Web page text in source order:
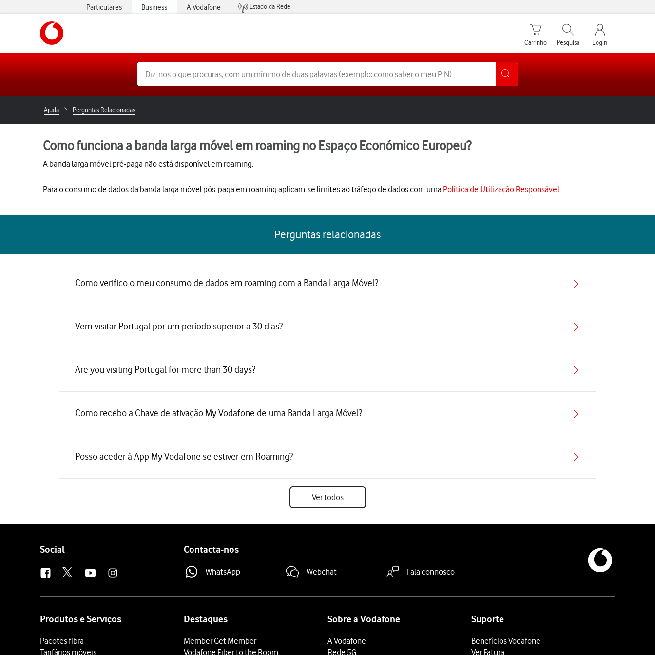
Particulares Business A Vodafone
Estado da Rede
Carrinho de compras
Carrinho
Pesquisar
Pesquisa
My Vodafone
Login
Ajuda Perguntas Relacionadas
Como funciona a banda larga móvel em roaming no Espaço Económico Europeu?
A banda larga móvel pré-paga não está disponível em roaming.
Para o consumo de dados da banda larga móvel pós-paga em roaming aplicam-se limites ao tráfego de dados com uma Política de Utilização Responsável
Perguntas relacionadas
Como verifico o meu consumo de dados em roaming com a Banda Larga Móvel?
Vem visitar Portugal por um período superior a 30 dias?
Are you visiting Portugal for more than 30 days?
Como recebo a Chave de ativação My Vodafone de uma Banda Larga Móvel?
Posso aceder à App My Vodafone se estiver em Roaming?
Ver todos
Follow
Social Contacta-nos
WhatsApp Webchat Fala connosco
Produtos e Serviços
Pacotes fibra
Tarifários móveis
Destaques
Member Get Member
Vodafone Fiber to the Room
Sobre a Vodafone
A Vodafone
Rede 5G
Suporte
Benefícios Vodafone
Ver Fatura